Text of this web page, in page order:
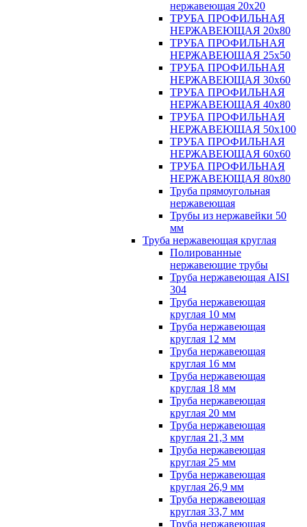
нержавеющая 20х20
ТРУБА ПРОФИЛЬНАЯ
НЕРЖАВЕЮЩАЯ 20х80
ТРУБА ПРОФИЛЬНАЯ
НЕРЖАВЕЮЩАЯ 25х50
ТРУБА ПРОФИЛЬНАЯ
НЕРЖАВЕЮЩАЯ 30х60
ТРУБА ПРОФИЛЬНАЯ
НЕРЖАВЕЮЩАЯ 40х80
ТРУБА ПРОФИЛЬНАЯ
НЕРЖАВЕЮЩАЯ 50х100
ТРУБА ПРОФИЛЬНАЯ
НЕРЖАВЕЮЩАЯ 60х60
ТРУБА ПРОФИЛЬНАЯ
НЕРЖАВЕЮЩАЯ 80х80
Труба прямоугольная
нержавеющая
Трубы из нержавейки 50
мм
Труба нержавеющая круглая
Полированные
нержавеющие трубы
Труба нержавеющая AISI
304
Труба нержавеющая
круглая 10 мм
Труба нержавеющая
круглая 12 мм
Труба нержавеющая
круглая 16 мм
Труба нержавеющая
круглая 18 мм
Труба нержавеющая
круглая 20 мм
Труба нержавеющая
круглая 21,3 мм
Труба нержавеющая
круглая 25 мм
Труба нержавеющая
круглая 26,9 мм
Труба нержавеющая
круглая 33,7 мм
Труба нержавеющая